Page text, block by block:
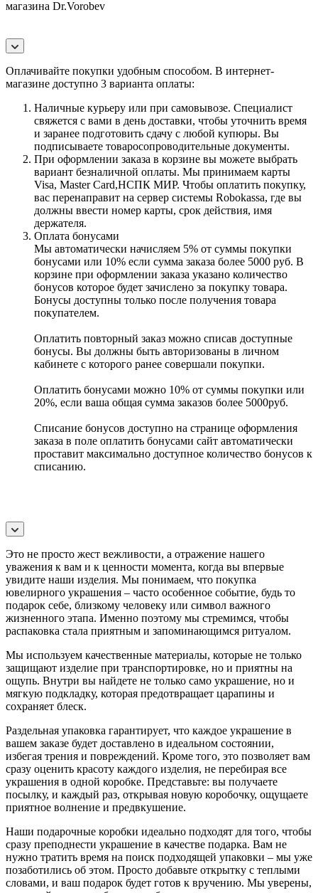
магазина Dr.Vorobev
Оплачивайте покупки удобным способом. В интернет-
магазине доступно 3 варианта оплаты:
Наличные курьеру или при самовывозе. Специалист
свяжется с вами в день доставки, чтобы уточнить время
и заранее подготовить сдачу с любой купюры. Вы
подписываете товаросопроводительные документы.
При оформлении заказа в корзине вы можете выбрать
вариант безналичной оплаты. Мы принимаем карты
Visa, Master Card,НСПК МИР. Чтобы оплатить покупку,
вас перенаправит на сервер системы Robokassa, где вы
должны ввести номер карты, срок действия, имя
держателя.
Оплата бонусами
Мы автоматически начисляем 5% от суммы покупки
бонусами или 10% если сумма заказа более 5000 руб. В
корзине при оформлении заказа указано количество
бонусов которое будет зачислено за покупку товара.
Бонусы доступны только после получения товара
покупателем.
Оплатить повторный заказ можно списав доступные
бонусы. Вы должны быть авторизованы в личном
кабинете с которого ранее совершали покупки.
Оплатить бонусами можно 10% от суммы покупки или
20%, если ваша общая сумма заказов более 5000руб.
Списание бонусов доступно на странице оформления
заказа в поле оплатить бонусами сайт автоматически
проставит максимально доступное количество бонусов к
списанию.
Это не просто жест вежливости, а отражение нашего
уважения к вам и к ценности момента, когда вы впервые
увидите наши изделия. Мы понимаем, что покупка
ювелирного украшения – часто особенное событие, будь то
подарок себе, близкому человеку или символ важного
жизненного этапа. Именно поэтому мы стремимся, чтобы
распаковка стала приятным и запоминающимся ритуалом.
Мы используем качественные материалы, которые не только
защищают изделие при транспортировке, но и приятны на
ощупь. Внутри вы найдете не только само украшение, но и
мягкую подкладку, которая предотвращает царапины и
сохраняет блеск.
Раздельная упаковка гарантирует, что каждое украшение в
вашем заказе будет доставлено в идеальном состоянии,
избегая трения и повреждений. Кроме того, это позволяет вам
сразу оценить красоту каждого изделия, не перебирая все
украшения в одной коробке. Представьте: вы получаете
посылку, и каждый раз, открывая новую коробочку, ощущаете
приятное волнение и предвкушение.
Наши подарочные коробки идеально подходят для того, чтобы
сразу преподнести украшение в качестве подарка. Вам не
нужно тратить время на поиск подходящей упаковки – мы уже
позаботились об этом. Просто добавьте открытку с теплыми
словами, и ваш подарок будет готов к вручению. Мы уверены,